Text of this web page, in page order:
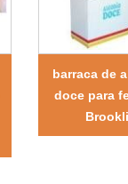
barraca de
doce para